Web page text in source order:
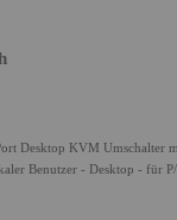
Desktop KVM Umschalter
Benutzer - Desktop - für P/